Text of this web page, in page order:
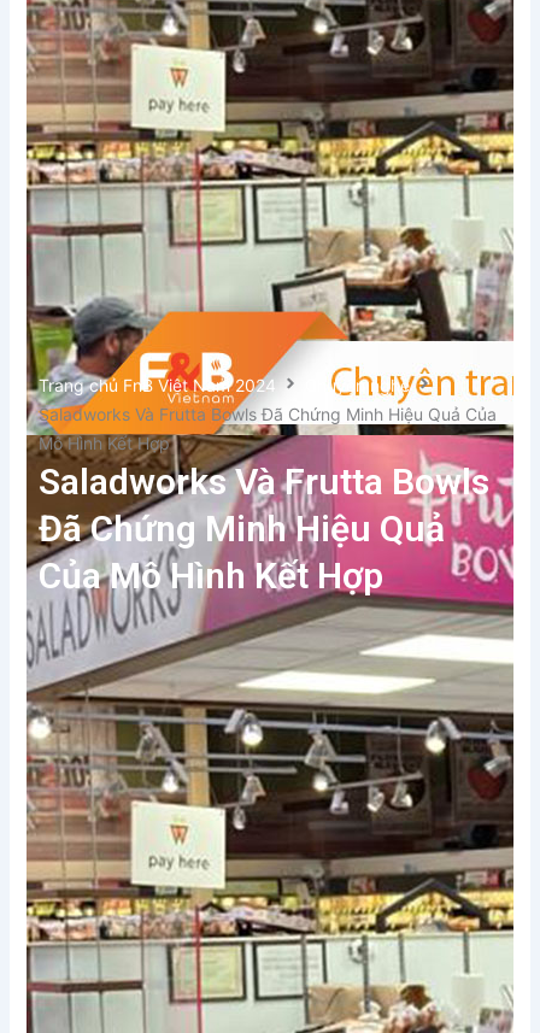
Xem thêm
Trang chủ FnB Việt Nam 2024
Chuyện nghề
Saladworks Và Frutta Bowls Đã Chứng Minh Hiệu Quả Của
Mô Hình Kết Hợp
Saladworks Và Frutta Bowls
Đã Chứng Minh Hiệu Quả
Của Mô Hình Kết Hợp